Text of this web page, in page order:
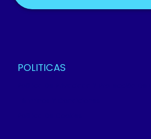
POLITICAS